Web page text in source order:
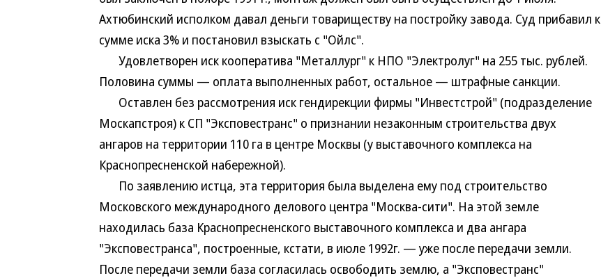
Ахтюбинский исполком давал деньги товариществу на постройку завода. Суд прибавил к
сумме иска 3% и постановил взыскать с "Ойлс".
Удовлетворен иск кооператива "Металлург" к НПО "Электролуг" на 255 тыс. рублей.
Половина суммы — оплата выполненных работ, остальное — штрафные санкции.
Оставлен без рассмотрения иск гендирекции фирмы "Инвестстрой" (подразделение
Москапстроя) к СП "Эксповестранс" о признании незаконным строительства двух
ангаров на территории 110 га в центре Москвы (у выставочного комплекса на
Краснопресненской набережной).
По заявлению истца, эта территория была выделена ему под строительство
Московского международного делового центра "Москва-сити". На этой земле
находилась база Краснопресненского выставочного комплекса и два ангара
"Эксповестранса", построенные, кстати, в июле 1992г. — уже после передачи земли.
После передачи земли база согласилась освободить землю, а "Эксповестранс"